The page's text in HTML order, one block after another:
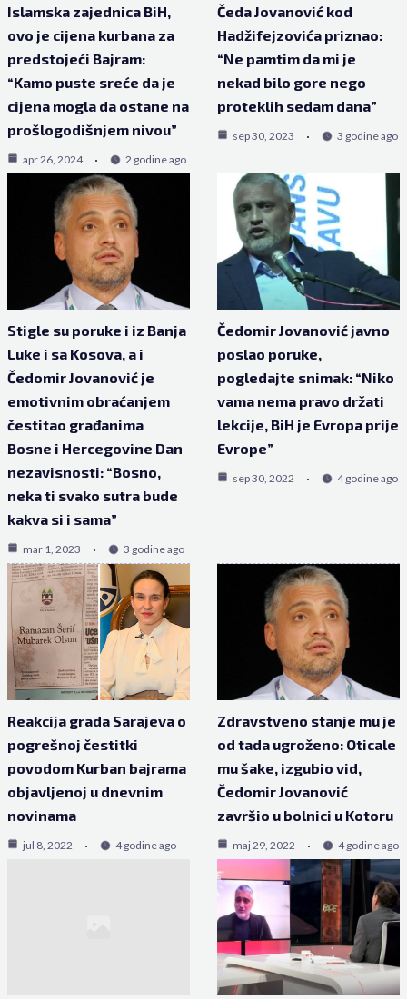
Islamska zajednica BiH,
ovo je cijena kurbana za
predstojeći Bajram:
“Kamo puste sreće da je
cijena mogla da ostane na
prošlogodišnjem nivou”
apr 26, 2024 2 godine ago
Čeda Jovanović kod
Hadžifejzovića priznao:
“Ne pamtim da mi je
nekad bilo gore nego
proteklih sedam dana”
sep 30, 2023 3 godine ago
Stigle su poruke i iz Banja
Luke i sa Kosova, a i
Čedomir Jovanović je
emotivnim obraćanjem
čestitao građanima
Bosne i Hercegovine Dan
nezavisnosti: “Bosno,
neka ti svako sutra bude
kakva si i sama”
mar 1, 2023 3 godine ago
Čedomir Jovanović javno
poslao poruke,
pogledajte snimak: “Niko
vama nema pravo držati
lekcije, BiH je Evropa prije
Evrope”
sep 30, 2022 4 godine ago
Reakcija grada Sarajeva o
pogrešnoj čestitki
povodom Kurban bajrama
objavljenoj u dnevnim
novinama
jul 8, 2022 4 godine ago
Zdravstveno stanje mu je
od tada ugroženo: Oticale
mu šake, izgubio vid,
Čedomir Jovanović
završio u bolnici u Kotoru
maj 29, 2022 4 godine ago